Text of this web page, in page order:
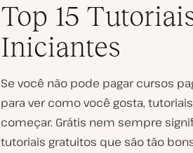
Top 15
Iniciantes
Se você não pode pagar cursos
para ver como você gosta,
começar. Grátis nem sempre
tutoriais gratuitos que são tão